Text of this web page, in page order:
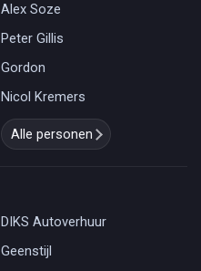
Alex Soze
Peter Gillis
Gordon
Nicol Kremers
Alle personen
DIKS Autoverhuur
Geenstijl